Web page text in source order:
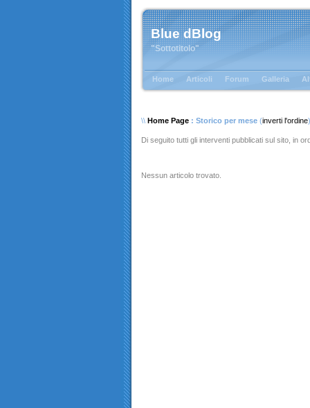
Blue dBlog
"Sottotitolo"
Home Articoli Forum Galleria
\\ Home Page : Storico per mese (inverti l'ordine)
Di seguito tutti gli interventi pubblicati sul sito, in
Nessun articolo trovato.